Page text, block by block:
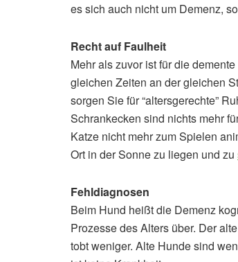
es sich auch nicht um Demenz,
Recht auf Faulheit
Mehr als zuvor ist für die
gleichen Zeiten an der gleichen
sorgen Sie für “altersgerechte”
Schrankecken sind nichts mehr
Katze nicht mehr zum Spielen
Ort in der Sonne zu liegen und zu
Fehldiagnosen
Beim Hund heißt die Demenz
Prozesse des Alters über. Der
tobt weniger. Alte Hunde sind